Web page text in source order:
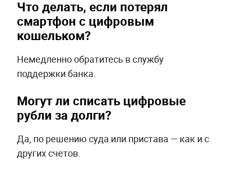
Что делать, если потерял
смартфон с цифровым
кошельком?
Немедленно обратитесь в службу
поддержки банка.
Могут ли списать цифровые
рубли за долги?
Да, по решению суда или пристава — как и с
других счетов.